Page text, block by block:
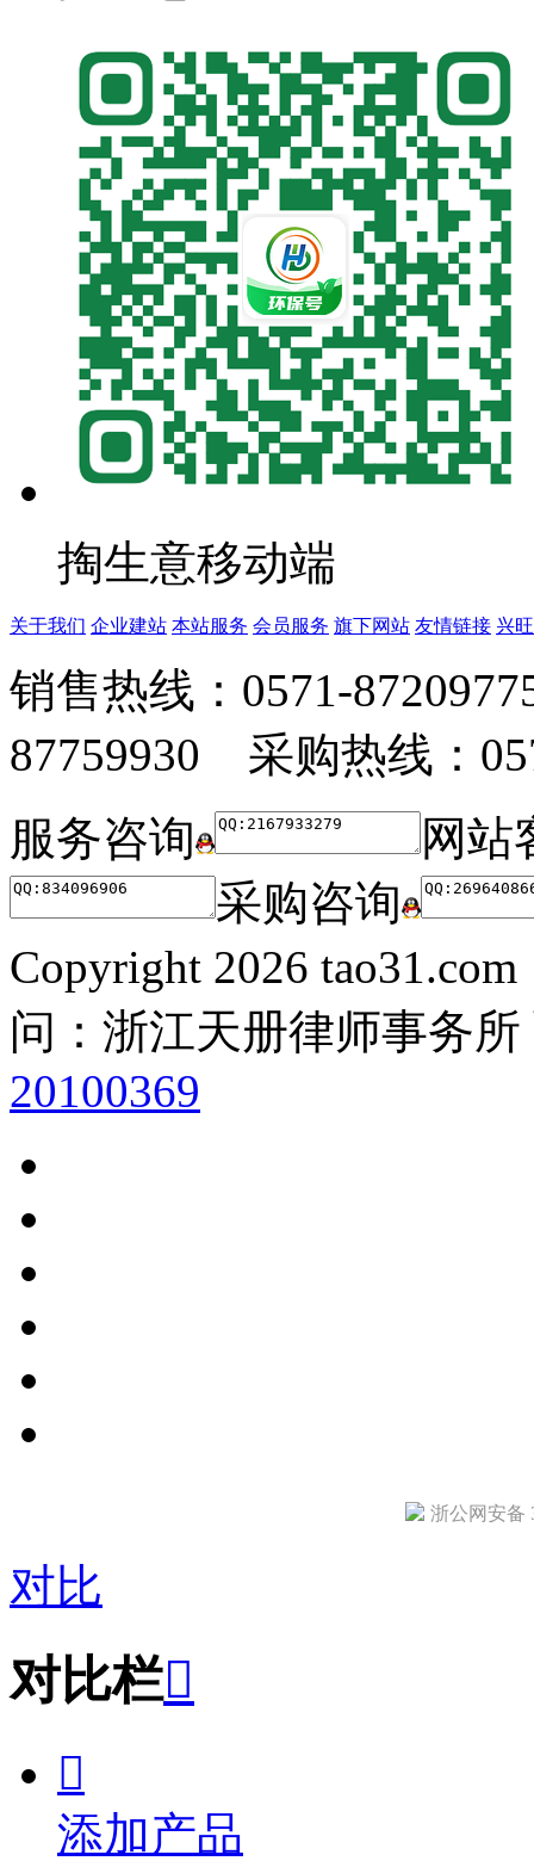
掏生意移动端
关于我们 企业建站 本站服务 会员服务 旗下网站 友情链接 兴
销售热线：0571-
87759930 采购热线：
服务咨询
网站
采购咨询
Copyright 2026
问：浙江天册律师事务
20100369
浙公网安备
对比
对比栏

添加产品